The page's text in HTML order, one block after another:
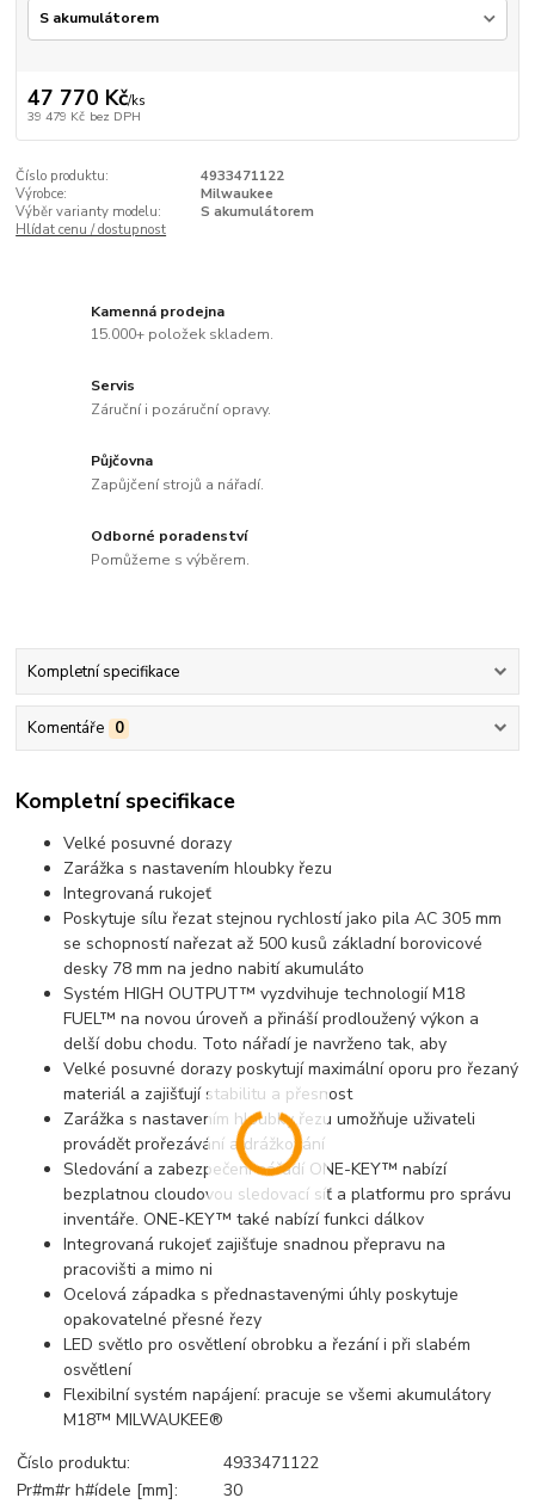
47 770 Kč/ks
39 479 Kč bez DPH
Číslo produktu:
4933471122
Výrobce:
Milwaukee
Výběr varianty modelu:
S akumulátorem
Hlídat cenu / dostupnost
Kamenná prodejna
15.000+ položek skladem.
Servis
Záruční i pozáruční opravy.
Půjčovna
Zapůjčení strojů a nářadí.
Odborné poradenství
Pomůžeme s výběrem.
Kompletní specifikace
Komentáře 0
Kompletní specifikace
Velké posuvné dorazy
Zarážka s nastavením hloubky řezu
Integrovaná rukojeť
Poskytuje sílu řezat stejnou rychlostí jako pila AC 305 mm
se schopností nařezat až 500 kusů základní borovicové
desky 78 mm na jedno nabití akumuláto
Systém HIGH OUTPUT™ vyzdvihuje technologií M18
FUEL™ na novou úroveň a přináší prodloužený výkon a
delší dobu chodu. Toto nářadí je navrženo tak, aby
Velké posuvné dorazy poskytují maximální oporu pro řezaný
materiál a zajišťují stabilitu a přesnost
Zarážka s nastavením hloubky řezu umožňuje uživateli
provádět prořezávání a drážkování
Sledování a zabezpečení nářadí ONE-KEY™ nabízí
bezplatnou cloudovou sledovací síť a platformu pro správu
inventáře. ONE-KEY™ také nabízí funkci dálkov
Integrovaná rukojeť zajišťuje snadnou přepravu na
pracovišti a mimo ni
Ocelová západka s přednastavenými úhly poskytuje
opakovatelné přesné řezy
LED světlo pro osvětlení obrobku a řezání i při slabém
osvětlení
Flexibilní systém napájení: pracuje se všemi akumulátory
M18™ MILWAUKEE®
Číslo produktu:
4933471122
Pr#m#r h#ídele [mm]:
30